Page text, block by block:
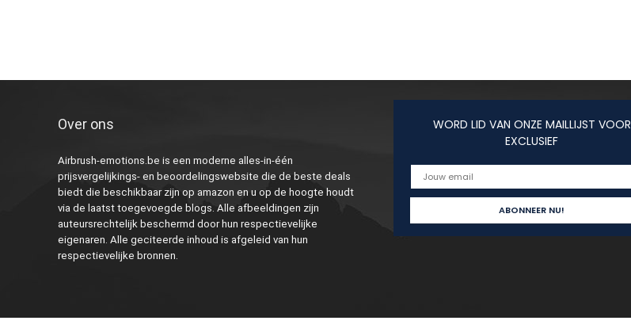
Over ons
Airbrush-emotions.be is een moderne alles-in-één
prijsvergelijkings- en beoordelingswebsite die de beste deals
biedt die beschikbaar zijn op amazon en u op de hoogte houdt
via de laatst toegevoegde blogs. Alle afbeeldingen zijn
auteursrechtelijk beschermd door hun respectievelijke
eigenaren. Alle geciteerde inhoud is afgeleid van hun
respectievelijke bronnen.
WORD LID VAN ONZE MAILLIJST VOOR
EXCLUSIEF